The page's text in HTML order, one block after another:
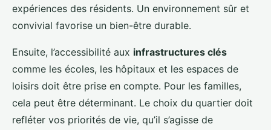
expériences des résidents. Un environnement sûr et
convivial favorise un bien-être durable.
Ensuite, l’accessibilité aux infrastructures clés
comme les écoles, les hôpitaux et les espaces de
loisirs doit être prise en compte. Pour les familles,
cela peut être déterminant. Le choix du quartier doit
refléter vos priorités de vie, qu’il s’agisse de